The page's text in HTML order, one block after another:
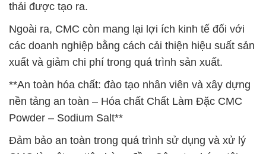
thải được tạo ra.
Ngoài ra, CMC còn mang lại lợi ích kinh tế đối với
các doanh nghiệp bằng cách cải thiện hiệu suất sản
xuất và giảm chi phí trong quá trình sản xuất.
**An toàn hóa chất: đào tạo nhân viên và xây dựng
nền tảng an toàn – Hóa chất Chất Làm Đặc CMC
Powder – Sodium Salt**
Đảm bảo an toàn trong quá trình sử dụng và xử lý